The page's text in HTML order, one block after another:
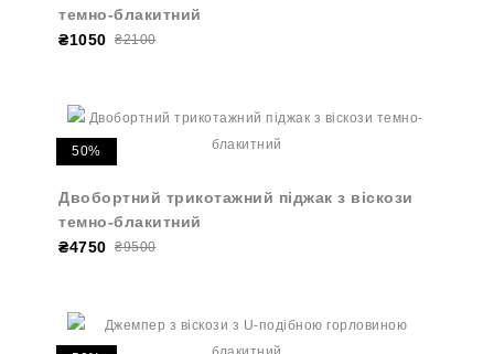
темно-блакитний
₴1050 ₴2100
50%
Двобортний трикотажний піджак з віскози
темно-блакитний
₴4750 ₴9500